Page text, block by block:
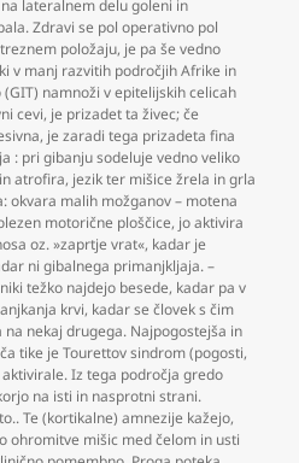
lateralnem delu goleni in
Zdravi se pol operativno pol
položaju, je pa še vedno
v manj razvitih področjih Afrike in
namnoži v epitelijskih celicah
cevi, je prizadet ta živec; če
, je zaradi tega prizadeta fina
: pri gibanju sodeluje vedno veliko
atrofira, jezik ter mišice žrela in grla
okvara malih možganov – motena
motorične ploščice, jo aktivira
oz. »zaprtje vrat«, kadar je
ni gibalnega primanjkljaja. –
težko najdejo besede, kadar pa v
krvi, kadar se človek s čim
nekaj drugega. Najpogostejša in
tike je Tourettov sindrom (pogosti,
Iz tega področja gredo
na isti in nasprotni strani.
Te (kortikalne) amnezije kažejo,
ohromitve mišic med čelom in usti